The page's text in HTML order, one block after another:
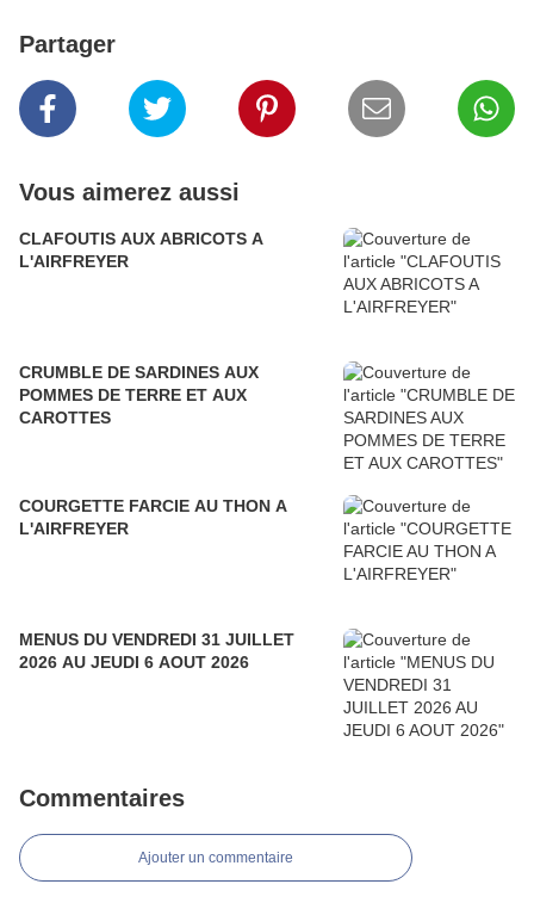
Partager
Vous aimerez aussi
CLAFOUTIS AUX ABRICOTS A
L'AIRFREYER
CRUMBLE DE SARDINES AUX
POMMES DE TERRE ET AUX
CAROTTES
COURGETTE FARCIE AU THON A
L'AIRFREYER
MENUS DU VENDREDI 31 JUILLET
2026 AU JEUDI 6 AOUT 2026
Commentaires
Ajouter un commentaire